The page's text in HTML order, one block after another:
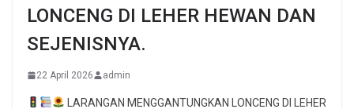
LONCENG DI LEHER HEWAN DAN
SEJENISNYA.
22 April 2026 admin
LARANGAN MENGGANTUNGKAN LONCENG DI LEHER